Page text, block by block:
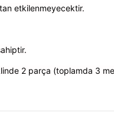
etkilenmeyecektir.
2 parça (toplamda 3